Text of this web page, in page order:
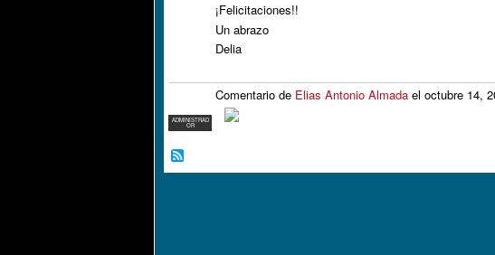
¡Felicitaciones!!
Un abrazo
Delia
ADMINISTRAD
OR
Comentario de Elias Antonio Almada el octubre 14,